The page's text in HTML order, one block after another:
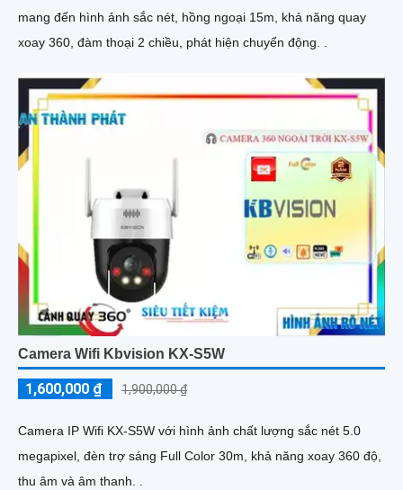
mang đến hình ảnh sắc nét, hồng ngoại 15m, khả năng quay
xoay 360, đàm thoại 2 chiều, phát hiện chuyển động. .
Camera Wifi Kbvision KX-S5W
1,600,000 ₫ 1,900,000 ₫
Camera IP Wifi KX-S5W với hình ảnh chất lượng sắc nét 5.0
megapixel, đèn trợ sáng Full Color 30m, khả năng xoay 360 độ,
thu âm và âm thanh. .